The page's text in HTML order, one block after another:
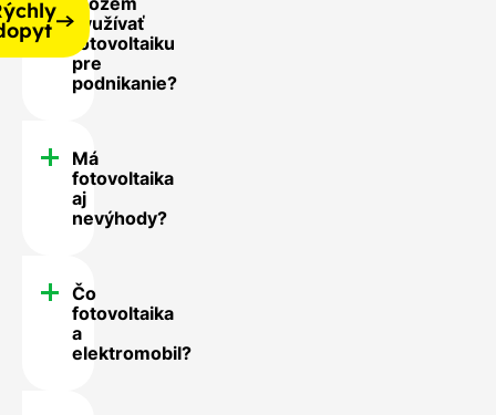
využívať
fotovoltaiku
pre
podnikanie?
Má
fotovoltaika
aj
nevýhody?
Čo
fotovoltaika
a
elektromobil?